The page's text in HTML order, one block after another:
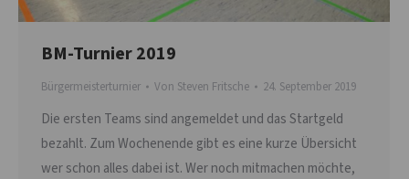
BM-Turnier 2019
Bürgermeisterturnier Von Steven Fritsche 24. September 2019
Die ersten Teams sind angemeldet und das Startgeld
bezahlt. Zum Wochenende gibt es eine kurze Übersicht
wer schon alles dabei ist. Wer noch mitmachen möchte,